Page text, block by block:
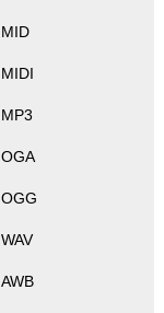
MID
MIDI
MP3
OGA
OGG
WAV
AWB